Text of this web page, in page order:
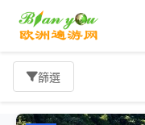
首頁
篩選